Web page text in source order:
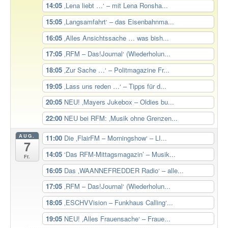
14:05 ‚Lena liebt …‘ – mit Lena Ronsha...
15:05 ‚Langsamfahrt‘ – das Eisenbahnma...
16:05 ‚Alles Ansichtssache … was bish...
17:05 ‚RFM – Das!Journal‘ (Wiederholun...
18:05 ‚Zur Sache …‘ – Politmagazine Fr...
19:05 ‚Lass uns reden …‘ – Tipps für d...
20:05 NEU! ‚Mayers Jukebox – Oldies bu...
22:00 NEU bei RFM: ‚Musik ohne Grenzen...
AUG.
7
Fr.
11:00 Die ‚FlairFM – Morningshow‘ – LI...
14:05 ‘Das RFM-Mittagsmagazin’ – Musik...
16:05 Das ‚WAANNEFREDDER Radio‘ – alle...
17:05 ‚RFM – Das!Journal‘ (Wiederholun...
18:05 ‚ESCHVVision – Funkhaus Calling‘...
19:05 NEU! ‚Alles Frauensache‘ – Fraue...